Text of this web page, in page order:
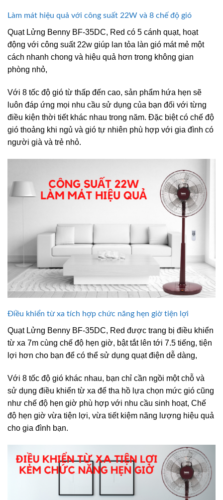
Làm mát hiệu quả với công suất 22W và 8 chế độ gió
Quạt Lửng Benny BF-35DC, Red có 5 cánh quạt, hoạt
động với công suất 22w giúp lan tỏa làn gió mát mẻ một
cách nhanh chong và hiệu quả hơn trong không gian
phòng nhỏ,
Với 8 tốc độ gió từ thấp đến cao, sản phẩm hứa hẹn sẽ
luôn đáp ứng mọi nhu cầu sử dụng của bạn đối với từng
điều kiện thời tiết khác nhau trong năm. Đặc biệt có chế độ
gió thoảng khi ngủ và gió tự nhiên phù hợp với gia đình có
người già và trẻ nhỏ.
Điều khiển từ xa tích hợp chức năng hẹn giờ tiện lợi
Quạt Lửng Benny BF-35DC, Red được trang bị điều khiển
từ xa 7m cùng chế độ hẹn giờ, bật tắt lên tới 7.5 tiếng, tiện
lợi hơn cho bạn để có thể sử dụng quạt điện dễ dàng,
Với 8 tốc độ gió khác nhau, bạn chỉ cần ngồi một chỗ và
sử dụng điều khiển từ xa để tha hồ lựa chọn mức gió cũng
như chế độ hẹn giờ phù hợp với nhu cầu sinh hoạt, Chế
độ hẹn giờ vừa tiện lợi, vừa tiết kiệm năng lượng hiệu quả
cho gia đình bạn.